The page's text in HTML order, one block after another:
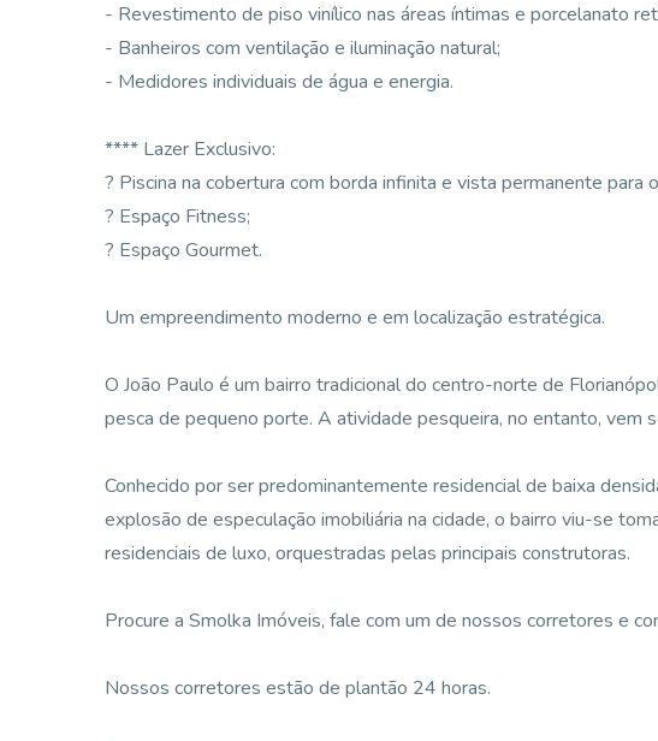
- Revestimento de piso vinílico nas áreas íntimas e porcelanato
- Banheiros com ventilação e iluminação natural;
- Medidores individuais de água e energia.
**** Lazer Exclusivo:
? Piscina na cobertura com borda infinita e vista permanente para
? Espaço Fitness;
? Espaço Gourmet.
Um empreendimento moderno e em localização estratégica.
O João Paulo é um bairro tradicional do centro-norte de
pesca de pequeno porte. A atividade pesqueira, no entanto, vem
Conhecido por ser predominantemente residencial de baixa
explosão de especulação imobiliária na cidade, o bairro viu-se
residenciais de luxo, orquestradas pelas principais construtoras.
Procure a Smolka Imóveis, fale com um de nossos corretores e
Nossos corretores estão de plantão 24 horas.